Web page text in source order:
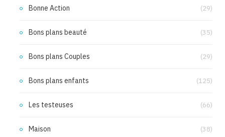
Bonne Action (29)
Bons plans beauté (35)
Bons plans Couples (29)
Bons plans enfants (125)
Les testeuses (66)
Maison (38)